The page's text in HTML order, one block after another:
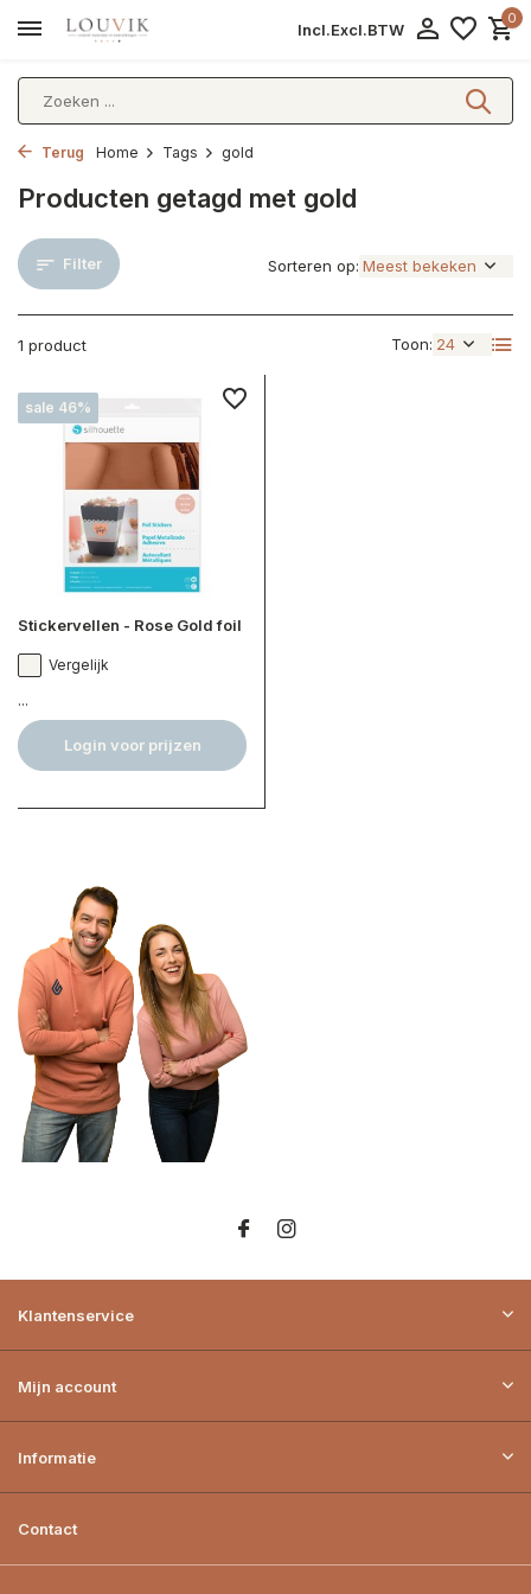
Incl.Excl.BTW
0
Terug Home Tags gold
Producten getagd met gold
Filter
1 product Toon:
Sorteren op:
sale 46%
Stickervellen - Rose Gold foil
Vergelijk
...
Login voor prijzen
Klantenservice
Mijn account
Informatie
Contact